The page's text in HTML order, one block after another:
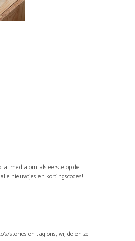
media om als eerste op de
nieuwtjes en kortingscodes!
stories en tag ons, wij delen ze